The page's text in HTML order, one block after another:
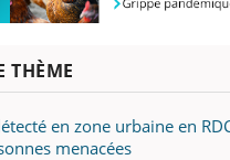
THÈME
en zone urbaine en
menacées